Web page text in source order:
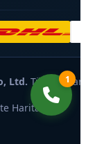
Ltd. Tüm hakları
Haritası
1